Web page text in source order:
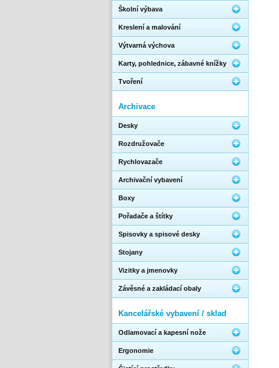
Školní výbava
Kreslení a malování
Výtvarná výchova
Karty, pohlednice, zábavné knížky
Tvoření
Archivace
Desky
Rozdružovače
Rychlovazače
Archivační vybavení
Boxy
Pořadače a štítky
Spisovky a spisové desky
Stojany
Vizitky a jmenovky
Závěsné a zakládací obaly
Kancelářské vybavení / sklad
Odlamovací a kapesní nože
Ergonomie